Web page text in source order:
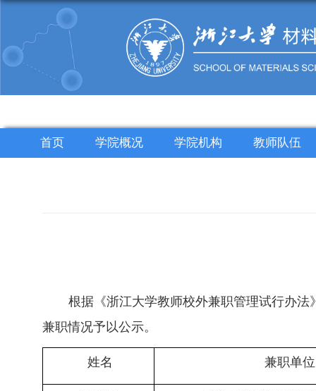
首页 学院概况 学院机构 教师队伍
根据《浙江大学教师校外兼职管理试行办法
兼职情况予以公示。
姓名 兼职单位